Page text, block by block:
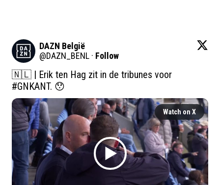
DAZN België
@DAZN_BENL · Follow
#GNKANT. 😯
Watch on X